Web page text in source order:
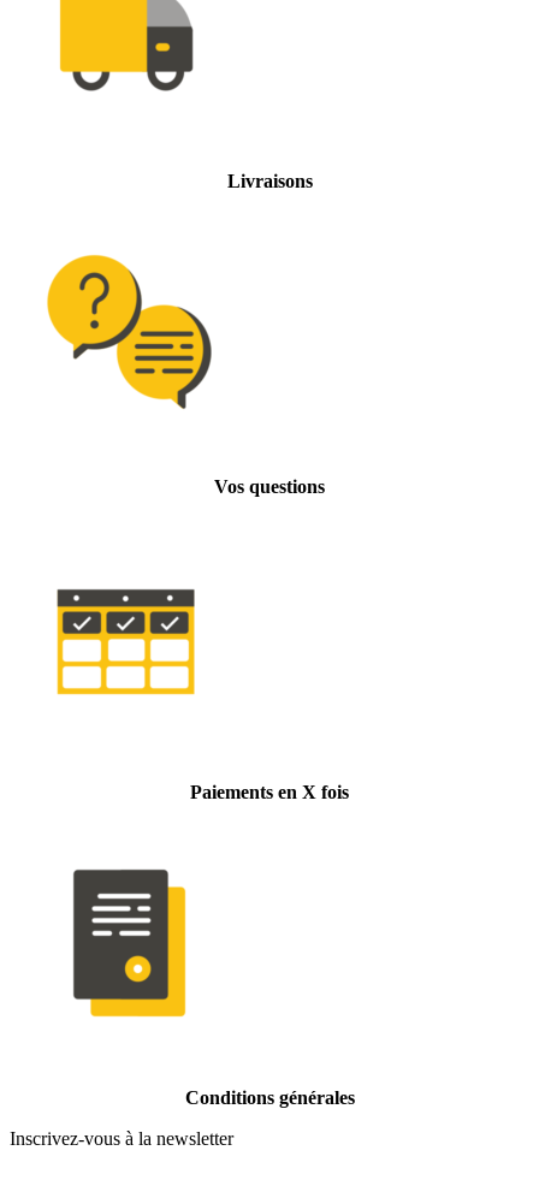
Livraisons
Vos questions
Paiements en X fois
Conditions générales
Inscrivez-vous à la newsletter